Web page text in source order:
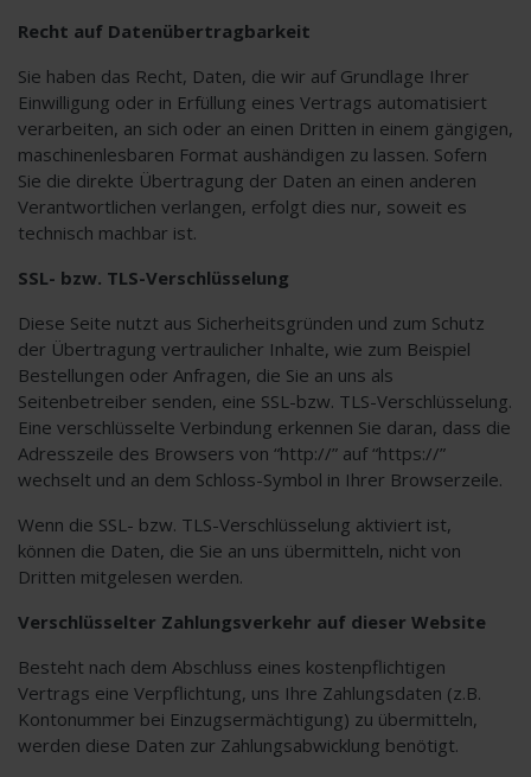
Recht auf Datenübertragbarkeit
Sie haben das Recht, Daten, die wir auf Grundlage Ihrer
Einwilligung oder in Erfüllung eines Vertrags automatisiert
verarbeiten, an sich oder an einen Dritten in einem gängigen,
maschinenlesbaren Format aushändigen zu lassen. Sofern
Sie die direkte Übertragung der Daten an einen anderen
Verantwortlichen verlangen, erfolgt dies nur, soweit es
technisch machbar ist.
SSL- bzw. TLS-Verschlüsselung
Diese Seite nutzt aus Sicherheitsgründen und zum Schutz
der Übertragung vertraulicher Inhalte, wie zum Beispiel
Bestellungen oder Anfragen, die Sie an uns als
Seitenbetreiber senden, eine SSL-bzw. TLS-Verschlüsselung.
Eine verschlüsselte Verbindung erkennen Sie daran, dass die
Adresszeile des Browsers von “http://” auf “https://”
wechselt und an dem Schloss-Symbol in Ihrer Browserzeile.
Wenn die SSL- bzw. TLS-Verschlüsselung aktiviert ist,
können die Daten, die Sie an uns übermitteln, nicht von
Dritten mitgelesen werden.
Verschlüsselter Zahlungsverkehr auf dieser Website
Besteht nach dem Abschluss eines kostenpflichtigen
Vertrags eine Verpflichtung, uns Ihre Zahlungsdaten (z.B.
Kontonummer bei Einzugsermächtigung) zu übermitteln,
werden diese Daten zur Zahlungsabwicklung benötigt.